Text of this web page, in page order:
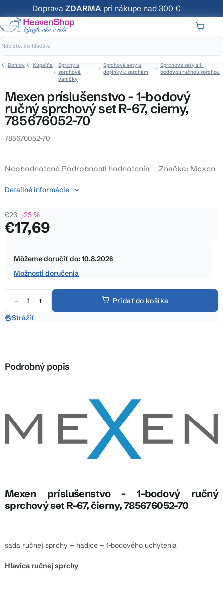
na
obsah
Doprava ZDARMA pri nákupe nad 300 €
Domov Kúpeľňa
Sprchy a
sprchové
vaničky
Sprchové sety a
doplnky k sprchám
Sprchové sety s 1-
bodovou ručnou sprchou
Mexen príslušenstvo - 1-bodový
ručný sprchový set R-67, cierny,
785676052-70
785676052-70
Priemerné
produktu
0,0
z
Neohodnotené Podrobnosti hodnotenia Značka: Mexen
€23 –23 %
€17,69
cena:
Môžeme doručiť do:10.8.2026
Možnosti doručenia
Pridať do košíka
Detailné informácie
Strážiť
Podrobný popis
Mexen príslušenstvo - 1-bodový ručný
sprchový set R-67, čierny, 785676052-70
sada ručnej sprchy + hadice + 1-bodového uchytenia
Hlavica ručnej sprchy